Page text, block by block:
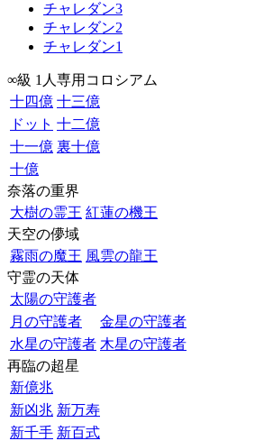
チャレダン3
チャレダン2
チャレダン1
∞級 1人専用コロシアム
十四億 十三億
ドット 十二億
十一億 裏十億
十億
奈落の重界
大樹の霊王 紅蓮の機王
天空の儚域
霧雨の魔王 風雲の龍王
守霊の天体
太陽の守護者
月の守護者
金星の守護者
水星の守護者 木星の守護者
再臨の超星
新億兆
新凶兆 新万寿
新千手 新百式